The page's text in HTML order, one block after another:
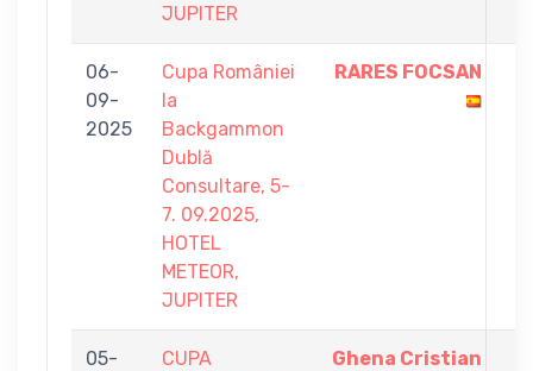
JUPITER
06-
09-
2025
Cupa României
la
Backgammon
Dublă
Consultare, 5-
7. 09.2025,
HOTEL
METEOR,
JUPITER
RARES FOCSAN
05-
CUPA
Ghena Cristian